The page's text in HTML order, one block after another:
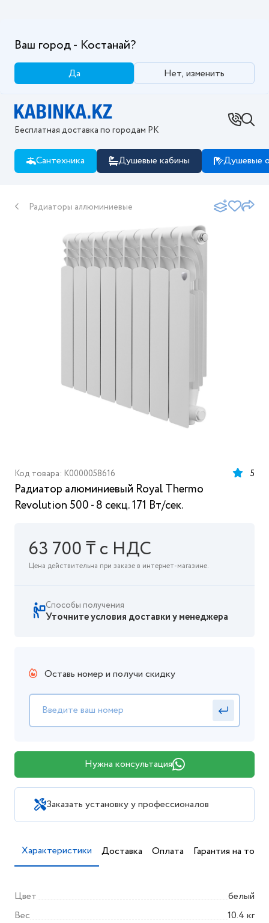
Ваш город - Костанай?
Да Нет, изменить
Бесплатная доставка по городам РК
Сантехника Душевые кабины Душевые
Радиаторы аллюминиевые
Код товара: K0000058616 5
Радиатор алюминиевый Royal Thermo
Revolution 500 - 8 секц. 171 Вт/сек.
63 700 ₸ с НДС
Цена действительна при заказе в интернет-магазине.
Способы получения
Уточните условия доставки у менеджера
Оставь номер и получи скидку
Нужна консультация
Заказать установку у профессионалов
Характеристики Доставка Оплата Гарантия на товар
Цвет
белый
Вес
10.4 кг